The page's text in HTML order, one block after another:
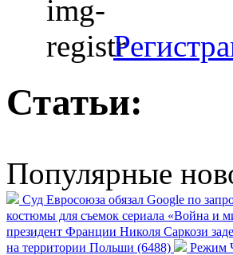
Статьи:
Популярные
Суд Евросоюза обязал Google по
костюмы для съемок сериала «Война и
президент Франции Николя Саркози
на территории Польши (6488)
Режим